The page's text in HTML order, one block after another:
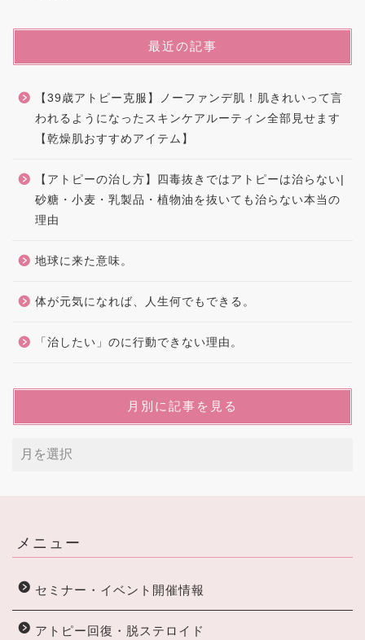
最近の記事
【39歳アトピー克服】ノーファンデ肌！肌きれいって言
われるようになったスキンケアルーティン全部見せます
【乾燥肌おすすめアイテム】
【アトピーの治し方】四毒抜きではアトピーは治らない|
砂糖・小麦・乳製品・植物油を抜いても治らない本当の
理由
地球に来た意味。
体が元気になれば、人生何でもできる。
「治したい」のに行動できない理由。
月別に記事を見る
メニュー
セミナー・イベント開催情報
アトピー回復・脱ステロイド